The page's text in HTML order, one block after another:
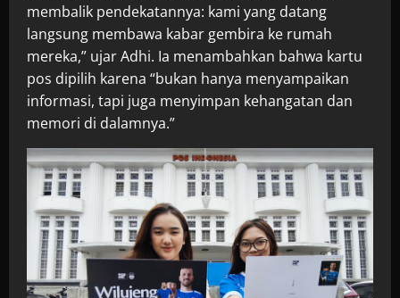
membalik pendekatannya: kami yang datang
langsung membawa kabar gembira ke rumah
mereka,” ujar Adhi. Ia menambahkan bahwa kartu
pos dipilih karena “bukan hanya menyampaikan
informasi, tapi juga menyimpan kehangatan dan
memori di dalamnya.”